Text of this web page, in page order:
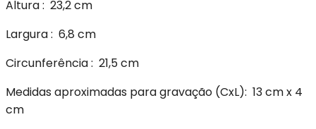
Altura: 23,2 cm
Largura: 6,8 cm
Circunferência: 21,5 cm
Medidas aproximadas para gravação (CxL): 13 cm x 4
cm